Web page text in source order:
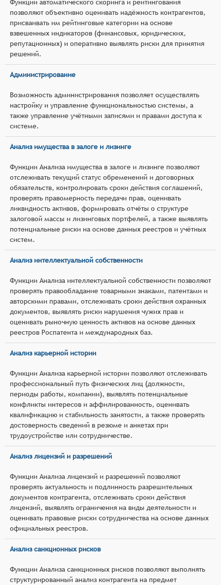
Функции автоматического скоринга и рейтингования
позволяют объективно оценивать надёжность контрагентов,
присваивать им рейтинговые категории на основе
взвешенных индикаторов (финансовых, юридических,
репутационных) и оперативно выявлять риски для принятия
решений.
Администрирование
Возможность администрирования позволяет осуществлять
настройку и управление функциональностью системы, а
также управление учётными записями и правами доступа к
системе.
Анализ имущества в залоге и лизинге
Функции Анализа имущества в залоге и лизинге позволяют
отслеживать текущий статус обременений и договорных
обязательств, контролировать сроки действия соглашений,
проверять правомерность передачи прав, оценивать
ликвидность активов, формировать отчёты о структуре
залоговой массы и лизинговых портфелей, а также выявлять
потенциальные риски на основе данных реестров и учётных
систем.
Анализ интеллектуальной собственности
Функции Анализа интеллектуальной собственности позволяют
проверять правообладание товарными знаками, патентами и
авторскими правами, отслеживать сроки действия охранных
документов, выявлять риски нарушения чужих прав и
оценивать рыночную ценность активов на основе данных
реестров Роспатента и международных баз.
Анализ карьерной истории
Функции Анализа карьерной истории позволяют отслеживать
профессиональный путь физических лиц (должности,
периоды работы, компании), выявлять потенциальные
конфликты интересов и аффилированность, оценивать
квалификацию и стабильность занятости, а также проверять
достоверность сведений в резюме и анкетах при
трудоустройстве или сотрудничестве.
Анализ лицензий и разрешений
Функции Анализа лицензий и разрешений позволяют
проверять актуальность и подлинность разрешительных
документов контрагента, отслеживать сроки действия
лицензий, выявлять ограничения на виды деятельности и
оценивать правовые риски сотрудничества на основе данных
официальных реестров.
Анализ санкционных рисков
Функции Анализа санкционных рисков позволяют выполнять
структурированный анализ контрагента на предмет